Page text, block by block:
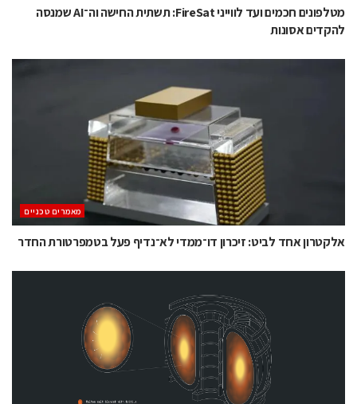
מטלפונים חכמים ועד לווייני FireSat: תשתית החישה וה־AI שמנסה
להקדים אסונות
מאמרים טכניים
אלקטרון אחד לביט: זיכרון דו־ממדי לא־נדיף פעל בטמפרטורת החדר